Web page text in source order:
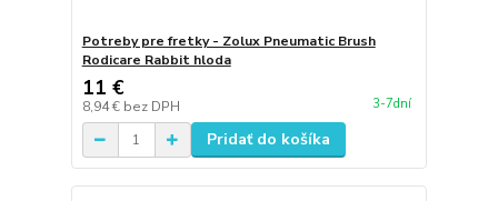
Potreby pre fretky - Zolux Pneumatic Brush
Rodicare Rabbit hloda
11 €
8,94 € bez DPH 3-7dní
Pridať do košíka